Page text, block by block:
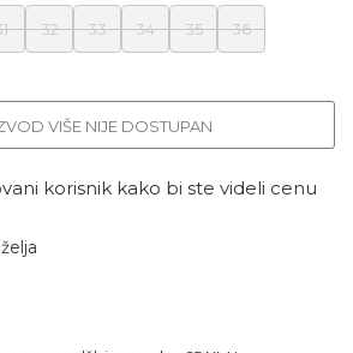
32 33 34 35 36
VIŠE NIJE DOSTUPAN
korisnik kako bi ste videli cenu